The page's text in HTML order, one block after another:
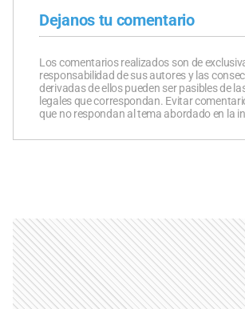
Dejanos tu comentario
Los comentarios realizados son de
responsabilidad de sus autores y las
derivadas de ellos pueden ser pasibles de
legales que correspondan. Evitar
que no respondan al tema abordado en la